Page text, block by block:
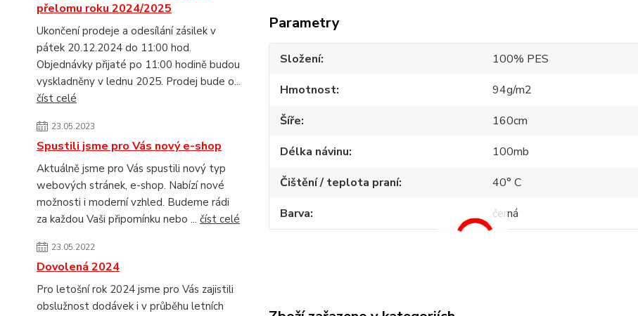
přelomu roku 2024/2025
Ukončení prodeje a odesílání zásilek v
pátek 20.12.2024 do 11:00 hod.
Objednávky přijaté po 11:00 hodině budou
vyskladněny v lednu 2025. Prodej bude o...
číst celé
23.05.2023
Spustili jsme pro Vás nový e-shop
Aktuálně jsme pro Vás spustili nový typ
webových stránek, e-shop. Nabízí nové
možnosti i moderní vzhled. Budeme rádi
za každou Vaši připomínku nebo ... číst celé
23.05.2022
Dovolená 2024
Pro letošní rok 2024 jsme pro Vás zajistili
obslužnost dodávek i v průběhu letních
Parametry
Složení
100% PES
Hmotnost
94g/m2
Šíře
160cm
Délka návinu
100mb
Čištění / teplota praní
40° C
Barva
černá